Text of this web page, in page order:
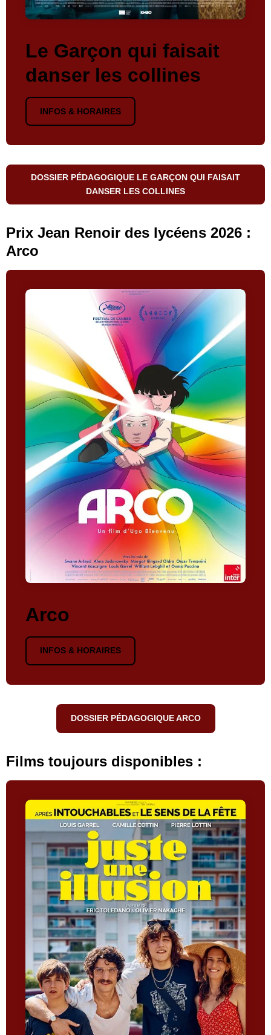
Le Garçon qui faisait
danser les collines
INFOS & HORAIRES
DOSSIER PÉDAGOGIQUE LE GARÇON QUI FAISAIT
DANSER LES COLLINES
Prix Jean Renoir des lycéens 2026 :
Arco
Arco
INFOS & HORAIRES
DOSSIER PÉDAGOGIQUE ARCO
Films toujours disponibles :